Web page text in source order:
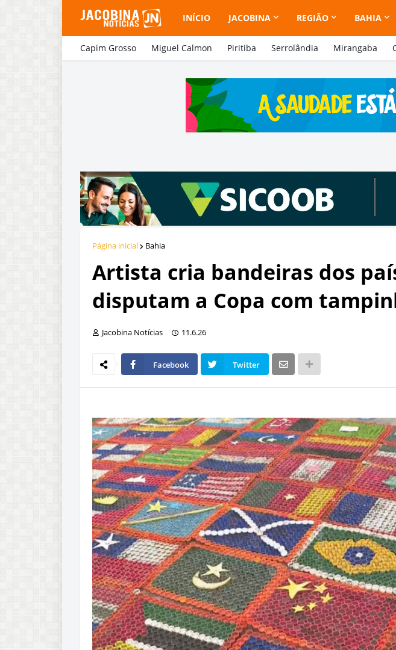
INÍCIO JACOBINA REGIÃO BAHIA
Capim Grosso Miguel Calmon Piritiba Serrolândia Mirangaba
Página inicial Bahia
Artista cria bandeiras dos
disputam a Copa com
Jacobina Notícias 11.6.26
Facebook Twitter